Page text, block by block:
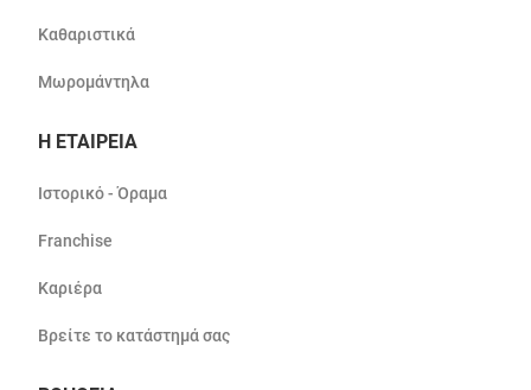
Καθαριστικά
Μωρομάντηλα
Η ΕΤΑΙΡΕΙΑ
Ιστορικό - Όραμα
Franchise
Καριέρα
Βρείτε το κατάστημά σας